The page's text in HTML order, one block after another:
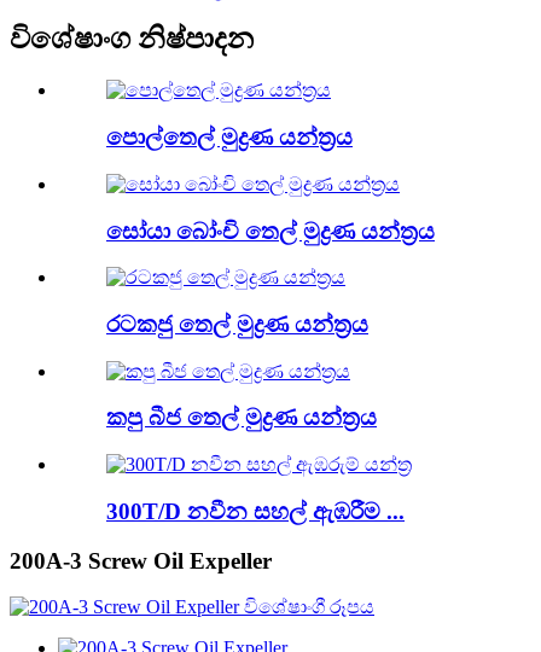
විශේෂාංග නිෂ්පාදන
පොල්තෙල් මුද්‍රණ යන්ත්‍රය
සෝයා බෝංචි තෙල් මුද්‍රණ යන්ත්‍රය
රටකජු තෙල් මුද්‍රණ යන්ත්‍රය
කපු බීජ තෙල් මුද්‍රණ යන්ත්‍රය
300T/D නවීන සහල් ඇඹරීම ...
200A-3 Screw Oil Expeller